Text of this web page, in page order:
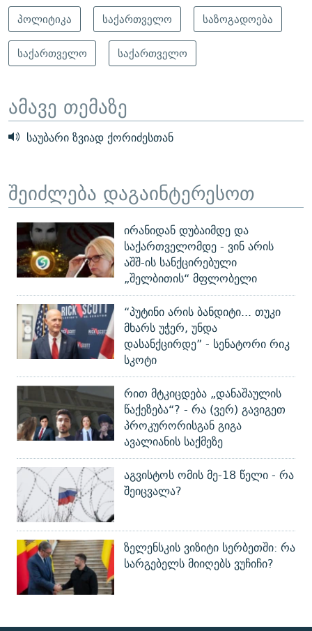
პოლიტიკა
საქართველო
საზოგადოება
საქართველო
საქართველო
ამავე თემაზე
საუბარი ზვიად ქორიძესთან
შეიძლება დაგაინტერესოთ
ირანიდან დუბაიმდე და
საქართველომდე - ვინ არის
აშშ-ის სანქცირებული
„შელბითის“ მფლობელი
“პუტინი არის ბანდიტი... თუკი
მხარს უჭერ, უნდა
დასანქცირდე” - სენატორი რიკ
სკოტი
რით მტკიცდება „დანაშაულის
წაქეზება“? - რა (ვერ) გავიგეთ
პროკურორისგან გიგა
ავალიანის საქმეზე
აგვისტოს ომის მე-18 წელი - რა
შეიცვალა?
ზელენსკის ვიზიტი სერბეთში: რა
სარგებელს მიიღებს ვუჩიჩი?